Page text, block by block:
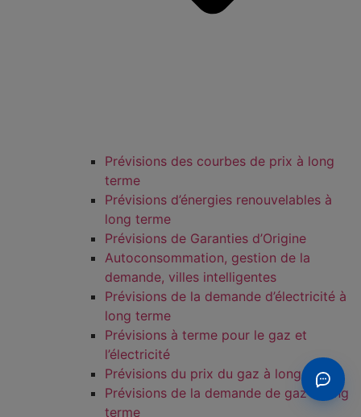
Prévisions des courbes de prix à long
terme
Prévisions d’énergies renouvelables à
long terme
Prévisions de Garanties d’Origine
Autoconsommation, gestion de la
demande, villes intelligentes
Prévisions de la demande d’électricité à
long terme
Prévisions à terme pour le gaz et
l’électricité
Prévisions du prix du gaz à long terme
Prévisions de la demande de gaz à long
terme